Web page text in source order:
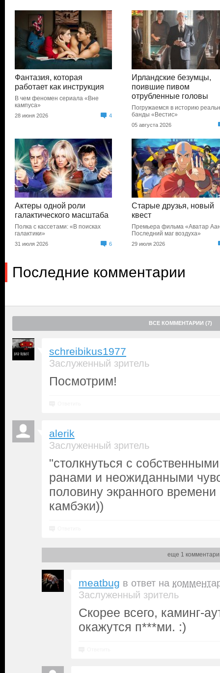
Фантазия, которая
работает как инструкция
В чем феномен сериала «Вне
кампуса»
28 июня 2026 4
Ирландские безумцы,
поившие пивом
отрубленные головы
Погружаемся в историю
банды «Вестис»
05 августа 2026
Актеры одной роли
галактического масштаба
Полка с кассетами: «В поисках
галактики»
31 июля 2026 6
Старые друзья, новый
квест
Премьера фильма «Аватар
Последний маг воздуха»
29 июля 2026
Последние комментарии
ВСЕ КОММЕНТАРИИ (7)
schreibikus1977
Заслуженный зритель
Посмотрим!
alerik
Заслуженный зритель
"столкнуться с
ранами и неожиданными
половину экранного времени
камбэки))
еще 1
meatbug в ответ на
Заслуженный зритель
Скорее всего, каминг-
окажутся п***ми. :)